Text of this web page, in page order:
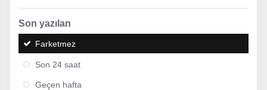
Son yazılan
Farketmez
Son 24 saat
Geçen hafta